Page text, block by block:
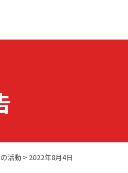
活動 > 2022年8月4日